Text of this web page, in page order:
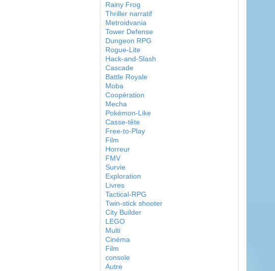
Rainy Frog
Thriller narratif
Metroidvania
Tower Defense
Dungeon RPG
Rogue-Lite
Hack-and-Slash
Cascade
Battle Royale
Moba
Coopération
Mecha
Pokémon-Like
Casse-tête
Free-to-Play
Film
Horreur
FMV
Survie
Exploration
Livres
Tactical-RPG
Twin-stick shooter
City Builder
LEGO
Multi
Cinéma
Film
console
Autre